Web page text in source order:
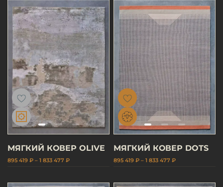
МЯГКИЙ КОВЕР OLIVE
895 419 ₽ – 1 833 477 ₽
МЯГКИЙ КОВЕР DOTS
895 419 ₽ – 1 833 477 ₽